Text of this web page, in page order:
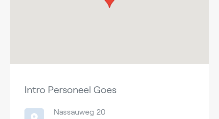
Intro Personeel Goes
Nassauweg 20